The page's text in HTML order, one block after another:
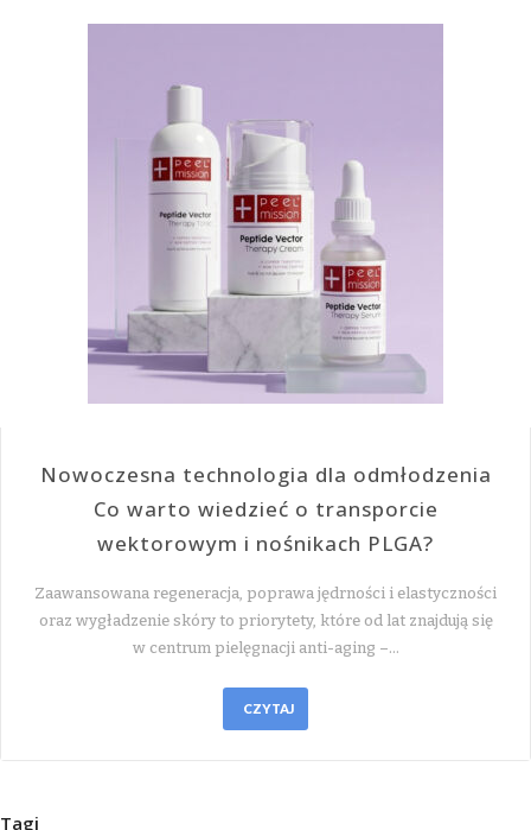
Nowoczesna technologia dla odmłodzenia
Co warto wiedzieć o transporcie
wektorowym i nośnikach PLGA?
Zaawansowana regeneracja, poprawa jędrności i elastyczności
oraz wygładzenie skóry to priorytety, które od lat znajdują się
w centrum pielęgnacji anti-aging –…
CZYTAJ
Tagi